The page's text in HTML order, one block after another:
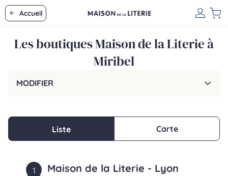
Accueil
Les boutiques Maison de la Literie à
Miribel
MODIFIER
Liste Carte
1 Maison de la Literie - Lyon